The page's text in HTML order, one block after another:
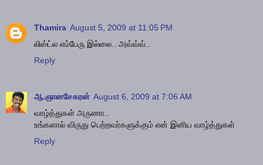
Thamira August 5, 2009 at 11:05 PM
லிஸ்ட்ல எம்பேரு இல்லை.. அவ்வ்வ்..
Reply
ஆ.ஞானசேகரன் August 6, 2009 at 7:06 AM
வாழ்த்துகள் அருணா..
உங்களால் விருது பெற்றவர்களுக்கும் என் இனிய வாழ்த்துகள்
Reply